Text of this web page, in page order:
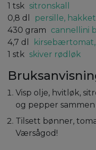
1 tsk sitronskall
0,8 dl
persille, hakket
430 gram cannellini
4,7 dl
1 stk skiver rødløk
Visp olje, hvitløk,
og pepper
Tilsett bønner,
Værsågod!